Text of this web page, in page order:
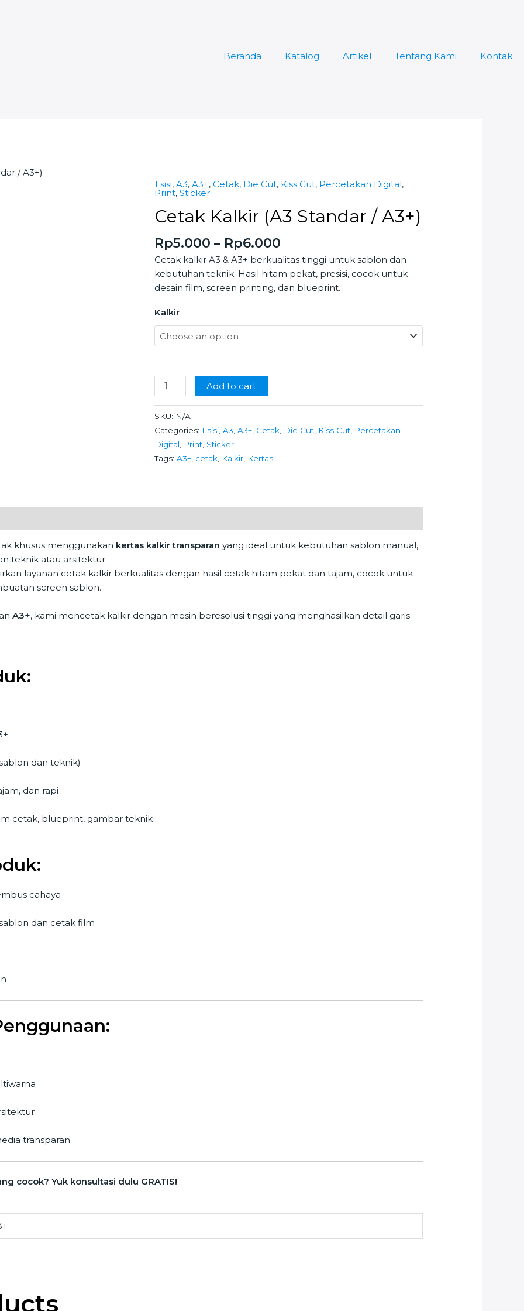
Beranda
Katalog Artikel Tentang Kami Kontak
/ A3+)
1 sisi, A3, A3+, Cetak, Die Cut, Kiss Cut, Percetakan Digital,
Print, Sticker
Cetak Kalkir (A3 Standar / A3+)
Rp5.000 – Rp6.000
Cetak kalkir A3 & A3+ berkualitas tinggi untuk sablon dan
kebutuhan teknik. Hasil hitam pekat, presisi, cocok untuk
desain film, screen printing, dan blueprint.
Kalkir
Cetak
Kalkir
(A3
A3+)
quantity
Add to cart
SKU: N/A
Categories:1 sisi, A3, A3+, Cetak, Die Cut, Kiss Cut, Percetakan
Digital, Print, Sticker
Tags: A3+, cetak, Kalkir, Kertas
khusus menggunakan kertas kalkir transparan yang ideal untuk kebutuhan sablon manual,
teknik atau arsitektur.
layanan cetak kalkir berkualitas dengan hasil cetak hitam pekat dan tajam, cocok untuk
screen sablon.
A3+, kami mencetak kalkir dengan mesin beresolusi tinggi yang menghasilkan detail garis
dan teknik)
dan rapi
cetak, blueprint, gambar teknik
cahaya
dan cetak film
transparan
cocok? Yuk konsultasi dulu GRATIS!